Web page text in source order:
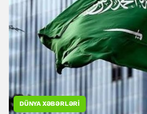
DÜNYA XƏBƏRLƏRI